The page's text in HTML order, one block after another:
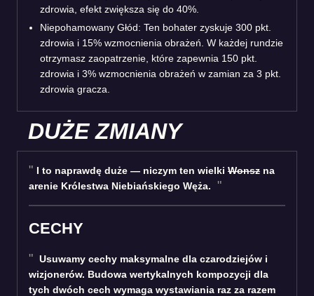
zdrowia, efekt zwiększa się do 40%.
Niepohamowany Głód: Ten bohater zyskuje 300 pkt.
zdrowia i 15% wzmocnienia obrażeń. W każdej rundzie
otrzymasz zaopatrzenie, które zapewnia 150 pkt.
zdrowia i 3% wzmocnienia obrażeń w zamian za 3 pkt.
zdrowia gracza.
DUŻE ZMIANY
I to naprawdę duże — niczym ten wielki Wonsz na
arenie Królestwa Niebiańskiego Węża.
CECHY
Usuwamy cechy maksymalne dla czarodziejów i
wizjonerów. Budowa wertykalnych kompozycji dla
tych dwóch cech wymaga wystawiania raz za razem